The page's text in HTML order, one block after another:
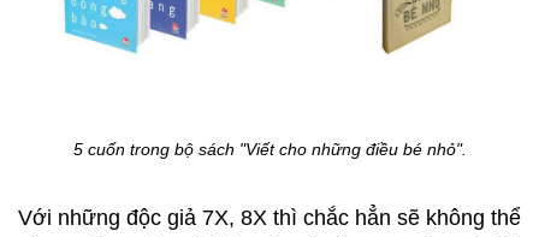
5 cuốn trong bộ sách "Viết cho những điều bé nhỏ".
Với những độc giả 7X, 8X thì chắc hẳn sẽ không thể